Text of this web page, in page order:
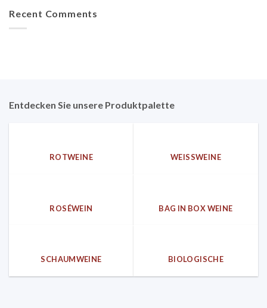
Recent Comments
Entdecken Sie unsere Produktpalette
ROTWEINE WEISSWEINE
ROSÉWEIN BAG IN BOX WEINE
SCHAUMWEINE BIOLOGISCHE